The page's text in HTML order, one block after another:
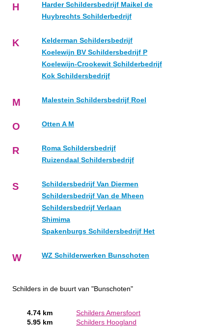
H
Harder Schildersbedrijf Maikel de
Huybrechts Schilderbedrijf
K
Kelderman Schildersbedrijf
Koelewijn BV Schildersbedrijf P
Koelewijn-Crookewit Schilderbedrijf
Kok Schildersbedrijf
M Malestein Schildersbedrijf Roel
O Otten A M
R
Roma Schildersbedrijf
Ruizendaal Schildersbedrijf
S
Schildersbedrijf Van Diermen
Schildersbedrijf Van de Mheen
Schildersbedrijf Verlaan
Shimima
Spakenburgs Schildersbedrijf Het
W WZ Schilderwerken Bunschoten
Schilders in de buurt van "Bunschoten"
4.74 km
Schilders Amersfoort
5.95 km
Schilders Hoogland